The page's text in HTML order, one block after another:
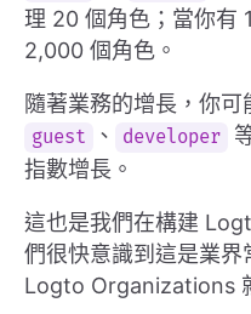
理 20 個角色；當你有
2,000 個角色。
隨著業務的增長，你
guest 、 developer
指數增長。
這也是我們在構建
們很快意識到這是業界
Logto Organizations